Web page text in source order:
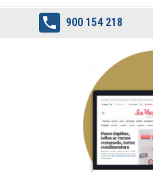
 900 154 218